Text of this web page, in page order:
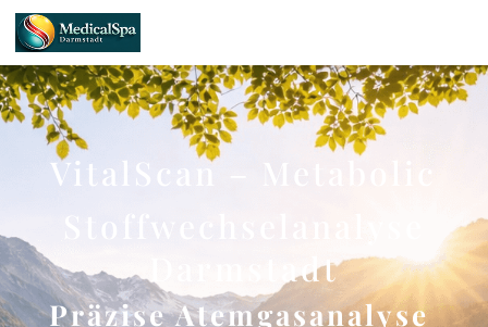
VitalScan – Metabolic
Darmstadt
Präzise Atemgasanalyse